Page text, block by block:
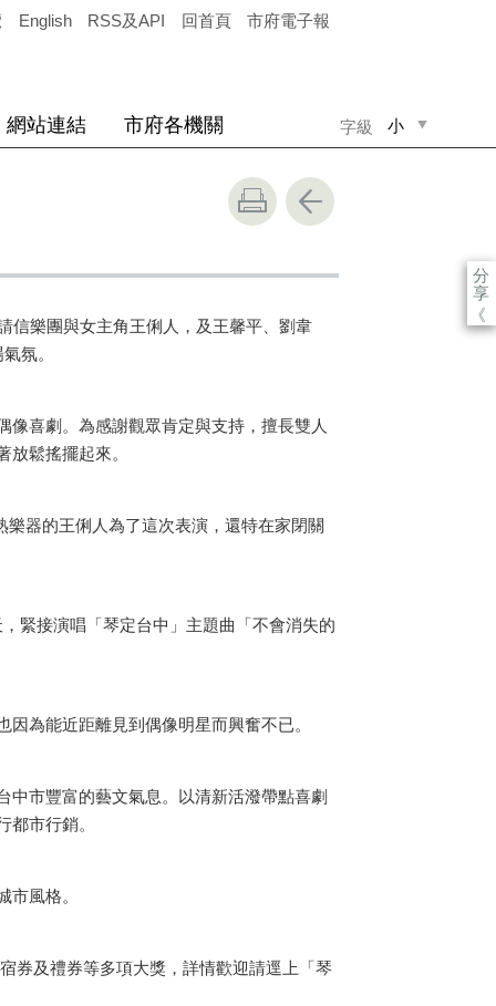
English RSS及API 回首頁 市府電子報
字級 小
網站連結 市府各機關
分
享
《
樂團與女主角王俐人，及王馨平、劉韋
氛。
喜劇。為感謝觀眾肯定與支持，擅長雙人
鬆搖擺起來。
器的王俐人為了這次表演，還特在家閉關
接演唱「琴定台中」主題曲「不會消失的
為能近距離見到偶像明星而興奮不已。
市豐富的藝文氣息。以清新活潑帶點喜劇
市行銷。
風格。
及禮券等多項大獎，詳情歡迎請逕上「琴